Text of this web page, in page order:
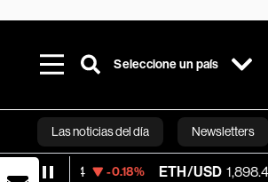
Seleccione un país
Las noticias del día Newsletters
ETH/USD 1,898.413 -0.39%